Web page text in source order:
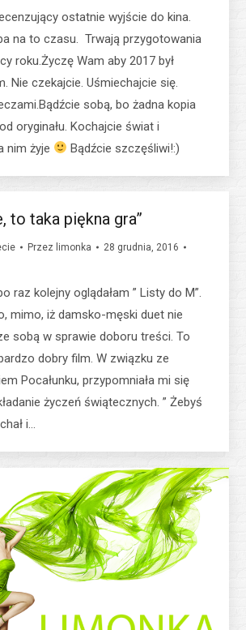
ostatnie wyjście do kina.
na to czasu. Trwają przygotowania
roku.Życzę Wam aby 2017 był
Nie czekajcie. Uśmiechajcie się.
sobą, bo żadna kopia
oryginału. Kochajcie świat i
nim żyje
Bądźcie szczęśliwi!:)
to taka piękna gra”
Przez limonka
28 grudnia, 2016
raz kolejny oglądałam ” Listy do M”.
mimo, iż damsko-męski duet nie
sobą w sprawie doboru treści. To
dobry film. W związku ze
Pocałunku, przypomniała mi się
życzeń świątecznych. ” Żebyś
i…